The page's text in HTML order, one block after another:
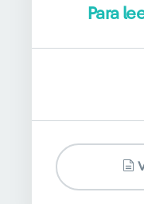
Para